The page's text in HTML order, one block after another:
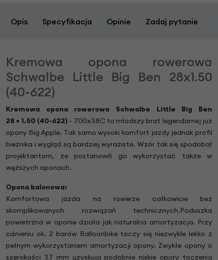
Opis Specyfikacja Opinie Zadaj pytanie
Kremowa opona rowerowa
Schwalbe Little Big Ben 28x1.50
(40-622)
Kremowa opona rowerowa Schwalbe Little Big Ben
28 × 1.50 (40-622) - 700x38C to młodszy brat legendarnej już
opony Big Apple. Tak samo wysoki komfort jazdy jednak profil
bieżnika i wygląd są bardziej wyraziste. Wzór tak się spodobał
projektantom, że postanowili go wykorzystać także w
węższych oponach.
Opona balonowa:
Komfortowa jazda na rowerze całkowicie bez
skomplikowanych rozwiązań technicznych.Poduszka
powietrzna w oponie działa jak naturalna amortyzacja. Przy
ciśnieniu ok. 2 barów Balloonbike toczy się niezwykle lekko z
pełnym wykorzystaniem amortyzacji opony. Zwykłe opony o
szerokości 37 mm uzyskują podobnie niskie opory toczenia